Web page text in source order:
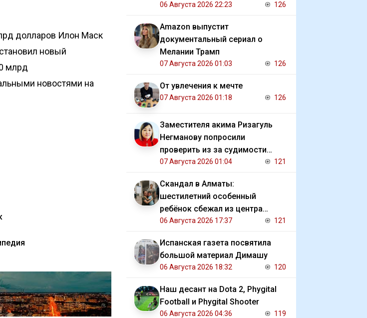
долларов Илон Маск
новый
млрд
новостями на
Газе
06 Августа 2026 22:23 126
Amazon выпустит
документальный сериал о
Мелании Трамп
07 Августа 2026 01:03 126
От увлечения к мечте
07 Августа 2026 01:18 126
Заместителя акима Ризагуль
Негманову попросили
проверить из за судимости
сестры
07 Августа 2026 01:04 121
Скандал в Алматы:
шестилетний особенный
ребёнок сбежал из центра
реабилитации и потерялся
06 Августа 2026 17:37 121
Испанская газета посвятила
большой материал Димашу
06 Августа 2026 18:32 120
Наш десант на Dota 2, Phygital
Football и Phygital Shooter
06 Августа 2026 04:36 119